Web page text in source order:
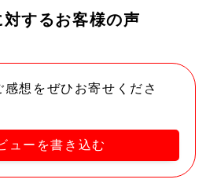
対するお客様の声
想をぜひお寄せくださ
ューを書き込む